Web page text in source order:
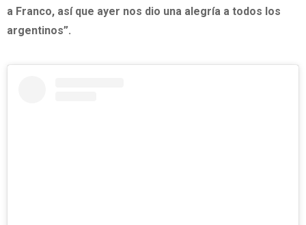
a Franco, así que ayer nos dio una alegría a todos los
argentinos”.